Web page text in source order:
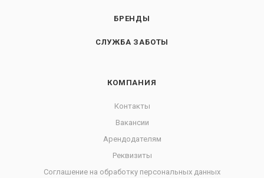
БРЕНДЫ
СЛУЖБА ЗАБОТЫ
КОМПАНИЯ
Контакты
Вакансии
Арендодателям
Реквизиты
Соглашение на обработку персональных данных